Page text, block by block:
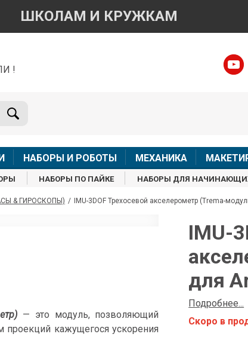
ШКОЛАМ И КРУЖКАМ
!
НАБОРЫ И РОБОТЫ МЕХАНИКА
НАБОРЫ ПО ПАЙКЕ НАБОРЫ ДЛЯ
& ГИРОСКОПЫ) / IMU-3DOF Трехосевой акселерометр (Trema-
IMU-
для
Подробнее...
Скоро в
— это модуль, позволяющий
проекций кажущегося ускорения
приобретения товара
+7 968 454 17 38
и аудио сообщения не обслуживаются
Менеджер
shop@iarduino.ru
Менеджер
8 (499) 500-14-56